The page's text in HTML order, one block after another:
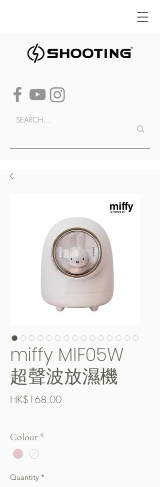
miffy MIF05W
超聲波放濕機
HK$168.00Price
Colour *
Quantity *